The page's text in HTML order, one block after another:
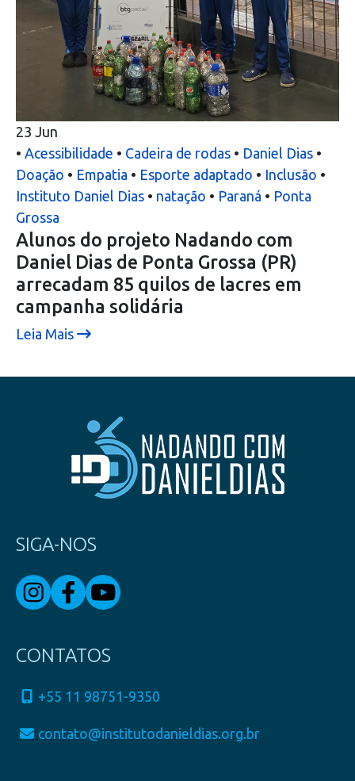
23 Jun
• Acessibilidade • Cadeira de rodas • Daniel Dias •
Doação • Empatia • Esporte adaptado • Inclusão •
Instituto Daniel Dias • natação • Paraná • Ponta
Grossa
Alunos do projeto Nadando com
Daniel Dias de Ponta Grossa (PR)
arrecadam 85 quilos de lacres em
campanha solidária
Leia Mais
SIGA-NOS
CONTATOS
+55 11 98751-9350
contato@institutodanieldias.org.br